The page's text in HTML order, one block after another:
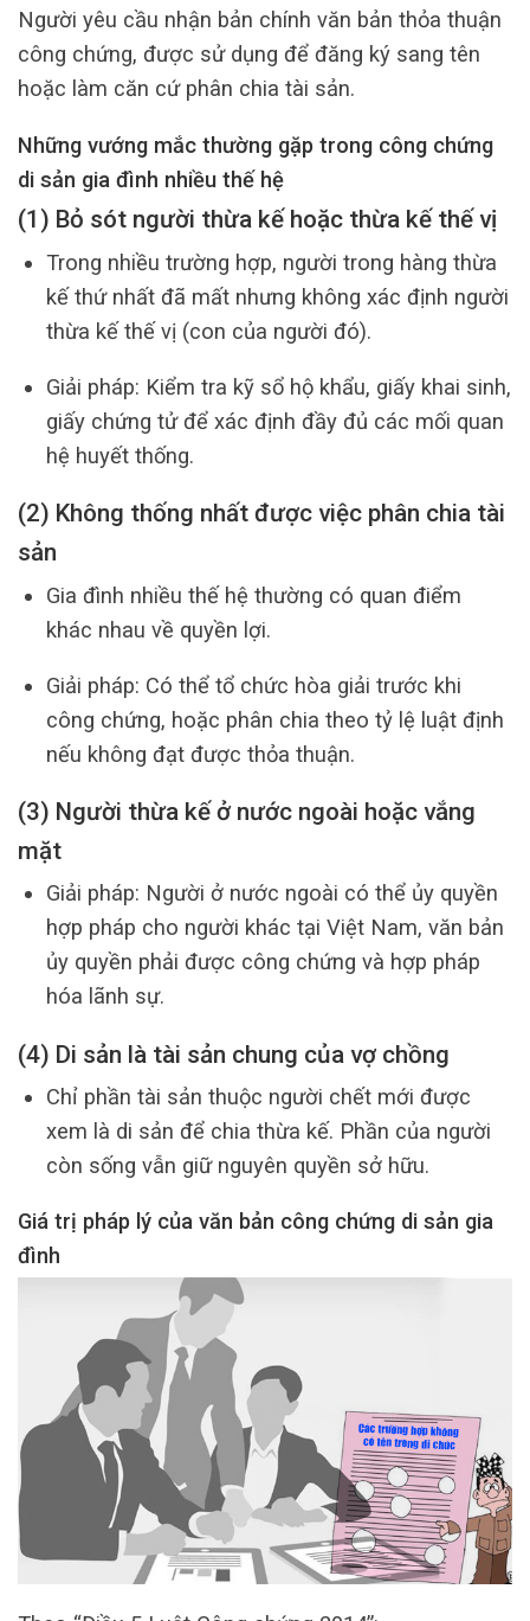
Người yêu cầu nhận bản chính văn bản thỏa thuận
công chứng, được sử dụng để đăng ký sang tên
hoặc làm căn cứ phân chia tài sản.
Những vướng mắc thường gặp trong công chứng
di sản gia đình nhiều thế hệ
(1) Bỏ sót người thừa kế hoặc thừa kế thế vị
Trong nhiều trường hợp, người trong hàng thừa
kế thứ nhất đã mất nhưng không xác định người
thừa kế thế vị (con của người đó).
Giải pháp: Kiểm tra kỹ sổ hộ khẩu, giấy khai sinh,
giấy chứng tử để xác định đầy đủ các mối quan
hệ huyết thống.
(2) Không thống nhất được việc phân chia tài
sản
Gia đình nhiều thế hệ thường có quan điểm
khác nhau về quyền lợi.
Giải pháp: Có thể tổ chức hòa giải trước khi
công chứng, hoặc phân chia theo tỷ lệ luật định
nếu không đạt được thỏa thuận.
(3) Người thừa kế ở nước ngoài hoặc vắng
mặt
Giải pháp: Người ở nước ngoài có thể ủy quyền
hợp pháp cho người khác tại Việt Nam, văn bản
ủy quyền phải được công chứng và hợp pháp
hóa lãnh sự.
(4) Di sản là tài sản chung của vợ chồng
Chỉ phần tài sản thuộc người chết mới được
xem là di sản để chia thừa kế. Phần của người
còn sống vẫn giữ nguyên quyền sở hữu.
Giá trị pháp lý của văn bản công chứng di sản gia
đình